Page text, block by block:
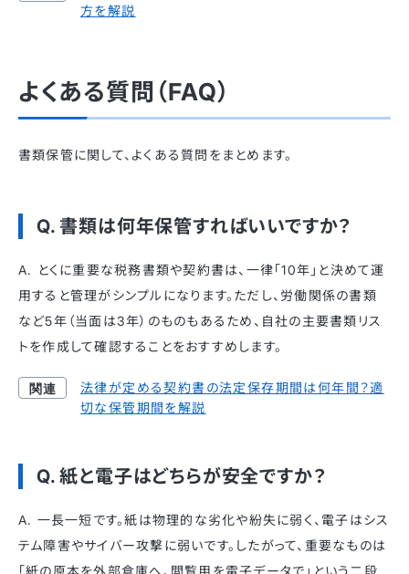
方を解説
よくある質問（FAQ）
書類保管に関して、よくある質問をまとめます。
Q. 書類は何年保管すればいいですか？
A. とくに重要な税務書類や契約書は、一律「10年」と決めて運
用すると管理がシンプルになります。ただし、労働関係の書類
など5年（当面は3年）のものもあるため、自社の主要書類リス
トを作成して確認することをおすすめします。
法律が定める契約書の法定保存期間は何年間？適
切な保管期間を解説
Q. 紙と電子はどちらが安全ですか？
A. 一長一短です。紙は物理的な劣化や紛失に弱く、電子はシス
テム障害やサイバー攻撃に弱いです。したがって、重要なものは
「紙の原本を外部倉庫へ、閲覧用を電子データで」という二段